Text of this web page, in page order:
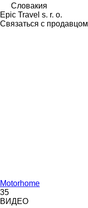
Словакия
Epic Travel s. r. o.
Связаться с продавцом
Motorhome
35
ВИДЕО